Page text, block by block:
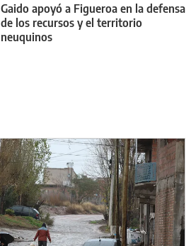
Gaido apoyó a Figueroa en la defensa
de los recursos y el territorio
neuquinos